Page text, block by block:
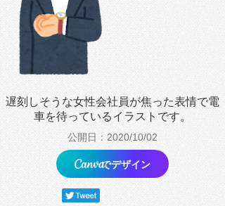
遅刻しそうな女性会社員が焦った表情で電
車を待っているイラストです。
公開日：2020/10/02
でデザイン